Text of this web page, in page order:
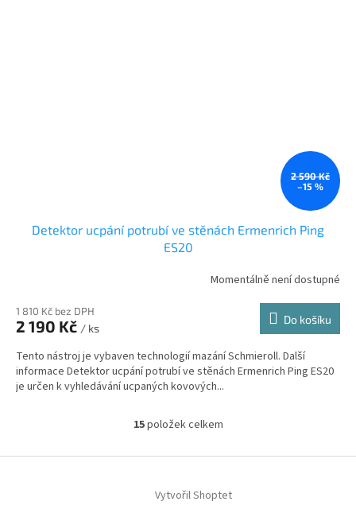
2 590 Kč
–15 %
Detektor ucpání potrubí ve stěnách Ermenrich Ping
ES20
Momentálně není dostupné
1 810 Kč bez DPH
2 190 Kč / ks
Do košíku
Tento nástroj je vybaven technologií mazání Schmieroll. Další
informace Detektor ucpání potrubí ve stěnách Ermenrich Ping ES20
je určen k vyhledávání ucpaných kovových...
O
l
d
15položek celkem
Vytvořil Shoptet